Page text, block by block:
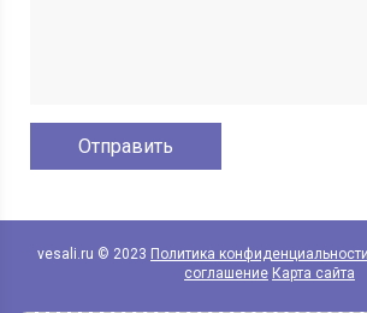
vesali.ru © 2023 Политика конфиденциальности
соглашение Карта сайта